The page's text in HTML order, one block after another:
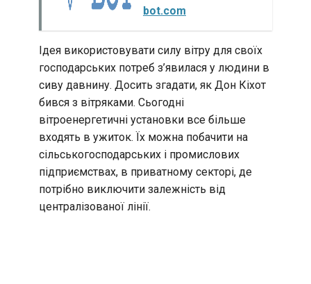
bot.com
Ідея використовувати силу вітру для своїх
господарських потреб з’явилася у людини в
сиву давнину. Досить згадати, як Дон Кіхот
бився з вітряками. Сьогодні
вітроенергетичні установки все більше
входять в ужиток. Їх можна побачити на
сільськогосподарських і промислових
підприємствах, в приватному секторі, де
потрібно виключити залежність від
централізованої лінії.